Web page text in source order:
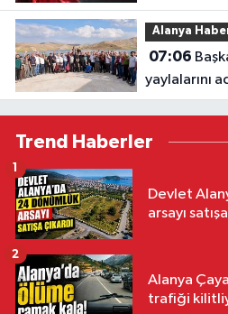
Alanya
07:06
yaylalarını
Trend Haberler
Devlet
arsayı
1
Alanya
trafiği
2